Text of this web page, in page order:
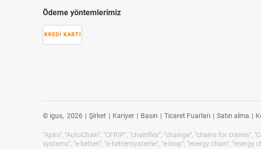
Ödeme yöntemlerimiz
KREDI KARTI
© igus, 2026 | Şirket | Kariyer | Basın | Ticaret Fuarları | Satın alma |
"Apiro", "AutoChain", "CFRIP", "chainflex", "chainge", "chains for cranes",
systems", "e-ketten", "e-kettensysteme", "e-loop", "energy chain", "energy